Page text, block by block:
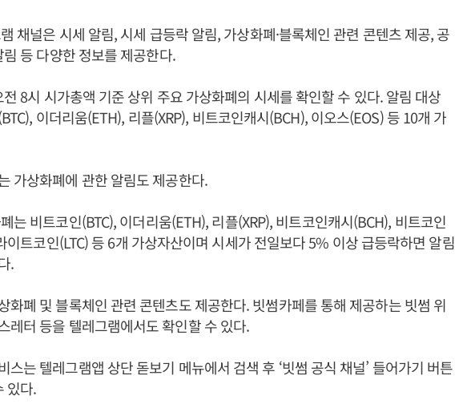
채널은 시세 알림, 시세 급등락 알림, 가상화폐·블록체인 관련 콘텐츠 제공, 공
등 다양한 정보를 제공한다.
8시 시가총액 기준 상위 주요 가상화폐의 시세를 확인할 수 있다. 알림 대상
이더리움(ETH), 리플(XRP), 비트코인캐시(BCH), 이오스(EOS) 등 10개 가
가상화폐에 관한 알림도 제공한다.
는 비트코인(BTC), 이더리움(ETH), 리플(XRP), 비트코인캐시(BCH), 비트코인
이트코인(LTC) 등 6개 가상자산이며 시세가 전일보다 5% 이상 급등락하면 알림
.
화폐 및 블록체인 관련 콘텐츠도 제공한다. 빗썸카페를 통해 제공하는 빗썸 위
레터 등을 텔레그램에서도 확인할 수 있다.
스는 텔레그램앱 상단 돋보기 메뉴에서 검색 후 ‘빗썸 공식 채널’ 들어가기 버튼
있다.